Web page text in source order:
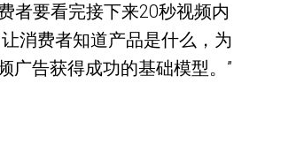
者要看完接下来20秒视频内
消费者知道产品是什么，为
广告获得成功的基础模型。”